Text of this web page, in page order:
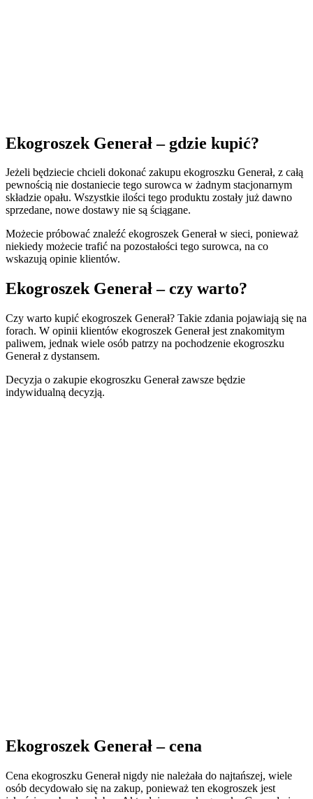
Ekogroszek Generał – gdzie kupić?
Jeżeli będziecie chcieli dokonać zakupu ekogroszku Generał, z całą
pewnością nie dostaniecie tego surowca w żadnym stacjonarnym
składzie opału. Wszystkie ilości tego produktu zostały już dawno
sprzedane, nowe dostawy nie są ściągane.
Możecie próbować znaleźć ekogroszek Generał w sieci, ponieważ
niekiedy możecie trafić na pozostałości tego surowca, na co
wskazują opinie klientów.
Ekogroszek Generał – czy warto?
Czy warto kupić ekogroszek Generał? Takie zdania pojawiają się na
forach. W opinii klientów ekogroszek Generał jest znakomitym
paliwem, jednak wiele osób patrzy na pochodzenie ekogroszku
Generał z dystansem.
Decyzja o zakupie ekogroszku Generał zawsze będzie
indywidualną decyzją.
Ekogroszek Generał – cena
Cena ekogroszku Generał nigdy nie należała do najtańszej, wiele
osób decydowało się na zakup, ponieważ ten ekogroszek jest